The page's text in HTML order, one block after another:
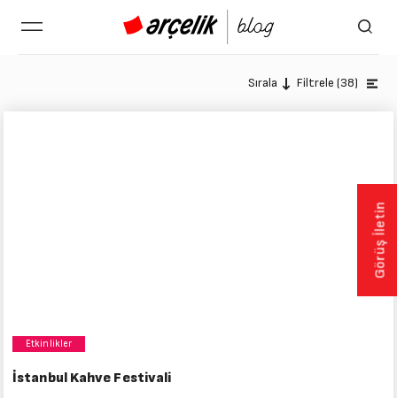
Sırala Filtrele (38)
Etkinlikler
İstanbul Kahve Festivali
Görüş İletin